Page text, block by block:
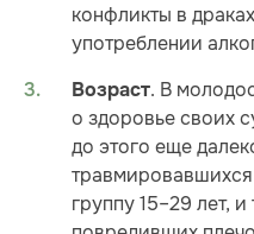
конфликты в
употреблении
Возраст. В
о здоровье своих
до этого еще
группу 15–29 лет,